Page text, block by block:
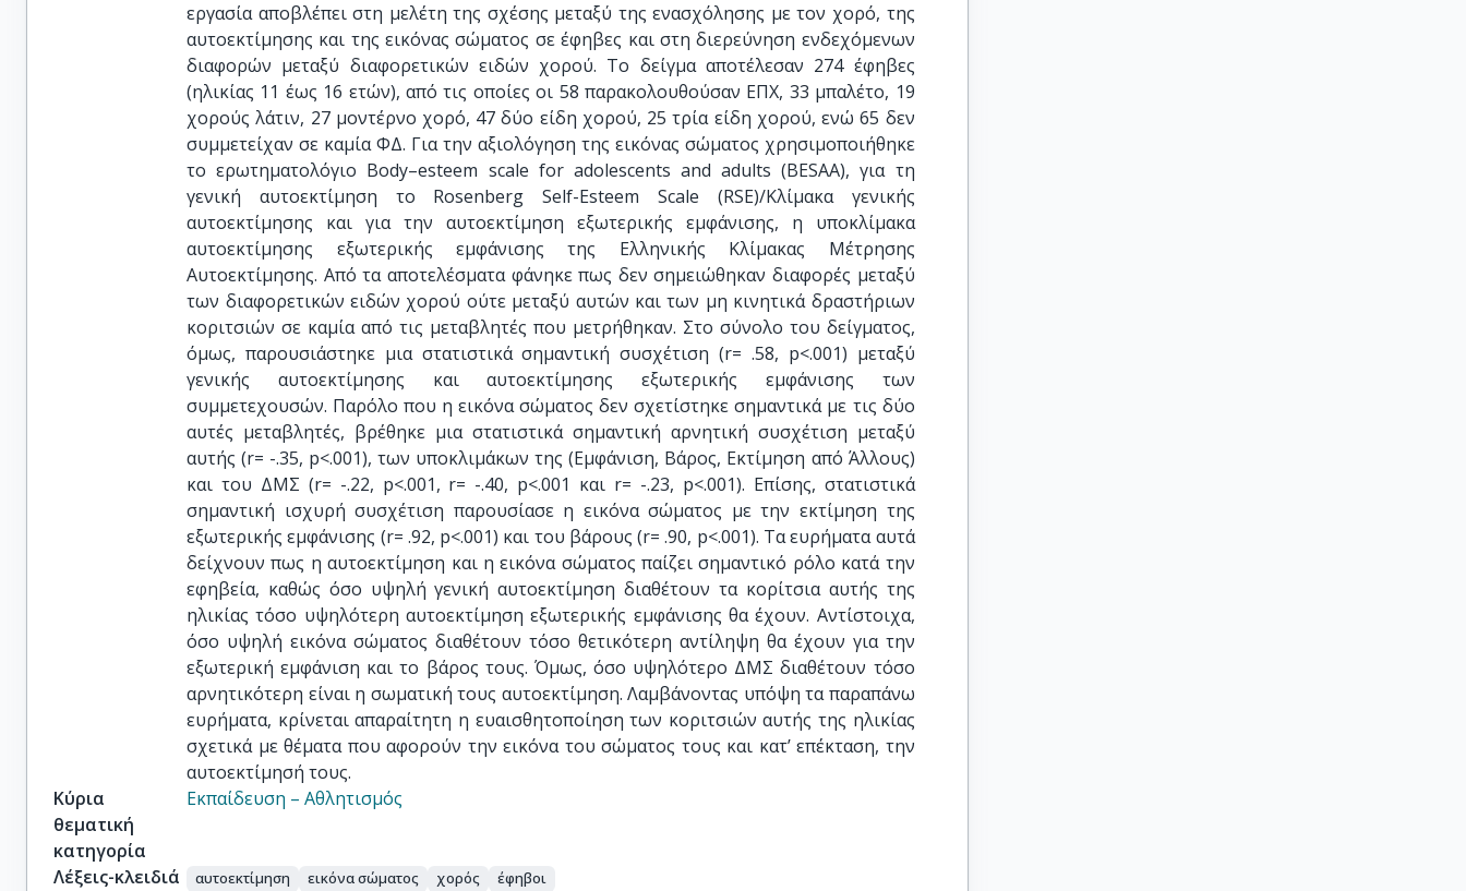
εργασία αποβλέπει στη μελέτη της σχέσης μεταξύ της ενασχόλησης με τον χορό, της
αυτοεκτίμησης και της εικόνας σώματος σε έφηβες και στη διερεύνηση ενδεχόμενων
διαφορών μεταξύ διαφορετικών ειδών χορού. Το δείγμα αποτέλεσαν 274 έφηβες
(ηλικίας 11 έως 16 ετών), από τις οποίες οι 58 παρακολουθούσαν ΕΠΧ, 33 μπαλέτο, 19
χορούς λάτιν, 27 μοντέρνο χορό, 47 δύο είδη χορού, 25 τρία είδη χορού, ενώ 65 δεν
συμμετείχαν σε καμία ΦΔ. Για την αξιολόγηση της εικόνας σώματος χρησιμοποιήθηκε
το ερωτηματολόγιο Body–esteem scale for adolescents and adults (BESAA), για τη
γενική αυτοεκτίμηση το Rosenberg Self-Esteem Scale (RSE)/Κλίμακα γενικής
αυτοεκτίμησης και για την αυτοεκτίμηση εξωτερικής εμφάνισης, η υποκλίμακα
αυτοεκτίμησης εξωτερικής εμφάνισης της Ελληνικής Κλίμακας Μέτρησης
Αυτοεκτίμησης. Από τα αποτελέσματα φάνηκε πως δεν σημειώθηκαν διαφορές μεταξύ
των διαφορετικών ειδών χορού ούτε μεταξύ αυτών και των μη κινητικά δραστήριων
κοριτσιών σε καμία από τις μεταβλητές που μετρήθηκαν. Στο σύνολο του δείγματος,
όμως, παρουσιάστηκε μια στατιστικά σημαντική συσχέτιση (r= .58, p<.001) μεταξύ
γενικής αυτοεκτίμησης και αυτοεκτίμησης εξωτερικής εμφάνισης των
συμμετεχουσών. Παρόλο που η εικόνα σώματος δεν σχετίστηκε σημαντικά με τις δύο
αυτές μεταβλητές, βρέθηκε μια στατιστικά σημαντική αρνητική συσχέτιση μεταξύ
αυτής (r= -.35, p<.001), των υποκλιμάκων της (Εμφάνιση, Βάρος, Εκτίμηση από Άλλους)
και του ΔΜΣ (r= -.22, p<.001, r= -.40, p<.001 και r= -.23, p<.001). Επίσης, στατιστικά
σημαντική ισχυρή συσχέτιση παρουσίασε η εικόνα σώματος με την εκτίμηση της
εξωτερικής εμφάνισης (r= .92, p<.001) και του βάρους (r= .90, p<.001). Τα ευρήματα αυτά
δείχνουν πως η αυτοεκτίμηση και η εικόνα σώματος παίζει σημαντικό ρόλο κατά την
εφηβεία, καθώς όσο υψηλή γενική αυτοεκτίμηση διαθέτουν τα κορίτσια αυτής της
ηλικίας τόσο υψηλότερη αυτοεκτίμηση εξωτερικής εμφάνισης θα έχουν. Αντίστοιχα,
όσο υψηλή εικόνα σώματος διαθέτουν τόσο θετικότερη αντίληψη θα έχουν για την
εξωτερική εμφάνιση και το βάρος τους. Όμως, όσο υψηλότερο ΔΜΣ διαθέτουν τόσο
αρνητικότερη είναι η σωματική τους αυτοεκτίμηση. Λαμβάνοντας υπόψη τα παραπάνω
ευρήματα, κρίνεται απαραίτητη η ευαισθητοποίηση των κοριτσιών αυτής της ηλικίας
σχετικά με θέματα που αφορούν την εικόνα του σώματος τους και κατ’ επέκταση, την
αυτοεκτίμησή τους.
Κύρια
θεματική
κατηγορία
Εκπαίδευση – Αθλητισμός
Λέξεις-κλειδιά αυτοεκτίμηση εικόνα σώματος χορός έφηβοι